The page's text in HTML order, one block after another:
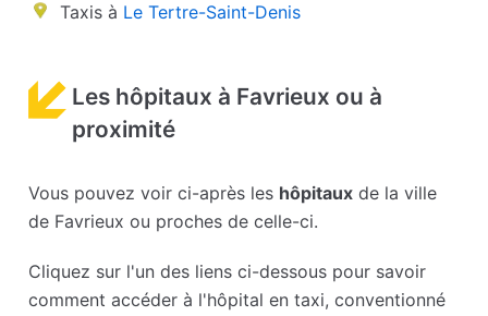
Taxis à Le Tertre-Saint-Denis
Les hôpitaux à Favrieux ou à
proximité
Vous pouvez voir ci-après les hôpitaux de la ville
de Favrieux ou proches de celle-ci.
Cliquez sur l'un des liens ci-dessous pour savoir
comment accéder à l'hôpital en taxi, conventionné